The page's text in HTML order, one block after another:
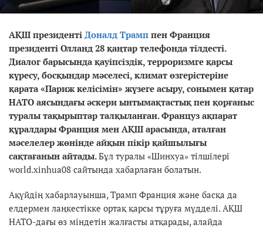
АҚШ президенті Доналд Трамп пен Франция
президенті Олланд 28 қаңтар телефонда тілдесті.
Диалог барысында қауіпсіздік, терроризмге қарсы
күресу, босқындар мәселесі, климат өзгерістеріне
қарата «Париж келісімін» жүзеге асыру, сонымен қатар
НАТО аясындағы әскери ынтымақтастық пен қорғаныс
туралы тақырыптар талқыланған. Француз ақпарат
құралдары Франция мен АҚШ арасында, аталған
мәселелер жөнінде айқын пікір қайшылығы
сақтағанын айтады.Бұл туралы «Шинхуа» тілшілері
world.xinhua08 сайтында хабарлаған болатын.
Ақүйдің хабарлауынша, Трамп Франция және басқа да
елдермен лаңкестікке ортақ қарсы тұруға мүдделі. АҚШ
НАТО-дағы өз міндетін жалғасты атқарады, алайда